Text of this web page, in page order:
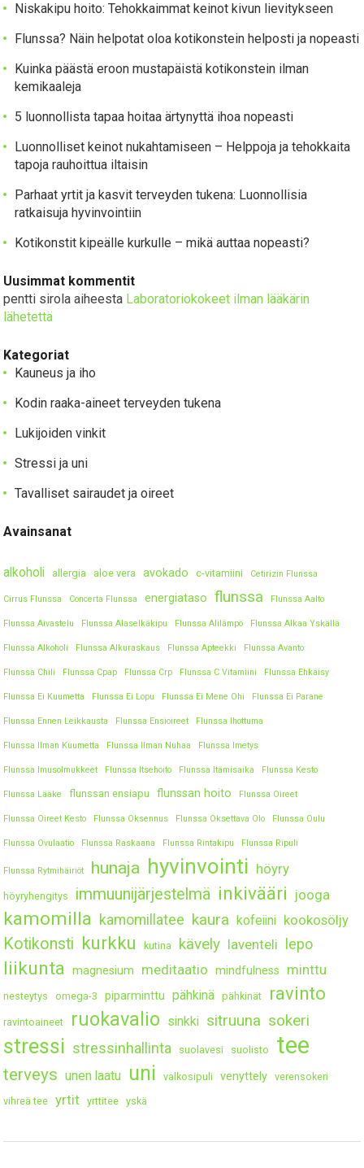
Niskakipu hoito: Tehokkaimmat keinot kivun lievitykseen
Flunssa? Näin helpotat oloa kotikonstein helposti ja nopeasti
Kuinka päästä eroon mustapäistä kotikonstein ilman
kemikaaleja
5 luonnollista tapaa hoitaa ärtynyttä ihoa nopeasti
Luonnolliset keinot nukahtamiseen – Helppoja ja tehokkaita
tapoja rauhoittua iltaisin
Parhaat yrtit ja kasvit terveyden tukena: Luonnollisia
ratkaisuja hyvinvointiin
Kotikonstit kipeälle kurkulle – mikä auttaa nopeasti?
Uusimmat kommentit
pentti sirola aiheesta Laboratoriokokeet ilman lääkärin
lähetettä
Kategoriat
Kauneus ja iho
Kodin raaka-aineet terveyden tukena
Lukijoiden vinkit
Stressi ja uni
Tavalliset sairaudet ja oireet
Avainsanat
alkoholi allergia aloe vera avokado c-vitamiini Cetirizin Flunssa
Cirrus Flunssa Concerta Flunssa energiataso flunssa Flunssa Aalto
Flunssa Aivastelu Flunssa Alaselkäkipu Flunssa Alilämpö Flunssa Alkaa Yskällä
Flunssa Alkoholi Flunssa Alkuraskaus Flunssa Apteekki Flunssa Avanto
Flunssa Chili Flunssa Cpap Flunssa Crp Flunssa C Vitamiini Flunssa Ehkäisy
Flunssa Ei Kuumetta Flunssa Ei Lopu Flunssa Ei Mene Ohi Flunssa Ei Parane
Flunssa Ennen Leikkausta Flunssa Ensioireet Flunssa Ihottuma
Flunssa Ilman Kuumetta Flunssa Ilman Nuhaa Flunssa Imetys
Flunssa Imusolmukkeet Flunssa Itsehoito Flunssa Itämisaika Flunssa Kesto
Flunssa Lääke flunssan ensiapu flunssan hoito Flunssa Oireet
Flunssa Oireet Kesto Flunssa Oksennus Flunssa Oksettava Olo Flunssa Oulu
Flunssa Ovulaatio Flunssa Raskaana Flunssa Rintakipu Flunssa Ripuli
Flunssa Rytmihäiriöt hunaja hyvinvointi höyry
höyryhengitys immuunijärjestelmä inkivääri jooga
kamomilla kamomillatee kaura kofeiini kookosöljy
Kotikonsti kurkku kutina kävely laventeli lepo
liikunta magnesium meditaatio mindfulness minttu
nesteytys omega-3 piparminttu pähkinä pähkinät ravinto
ravintoaineet ruokavalio sinkki sitruuna sokeri
stressi stressinhallinta suolavesi suolisto tee
terveys unen laatu uni valkosipuli venyttely
verensokeri
vihreä tee
yrtit yrttitee yskä